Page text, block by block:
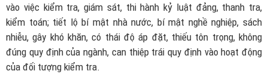
vào việc kiểm tra, giám sát, thi hành kỷ luật đảng, thanh tra,
kiểm toán; tiết lộ bí mật nhà nước, bí mật nghề nghiệp, sách
nhiễu, gây khó khăn, có thái độ áp đặt, thiếu tôn trọng, không
đúng quy định của ngành, can thiệp trái quy định vào hoạt động
của đối tượng kiểm tra.